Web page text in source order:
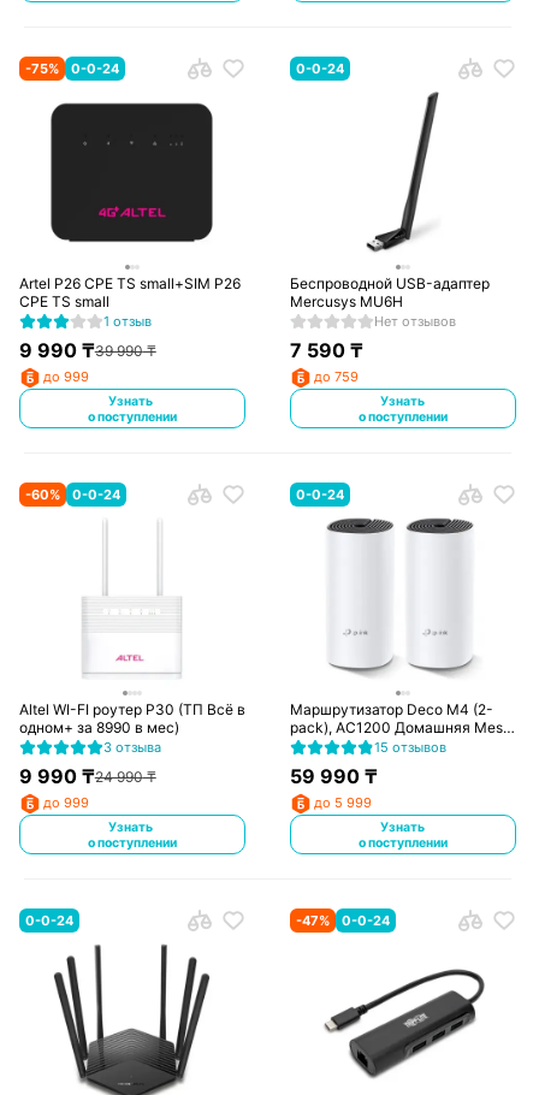
-75% 0-0-24
Artel P26 CPE TS small+SIM P26
CPE TS small
1 отзыв
9 990₸39 990₸
до 999
Узнать
о поступлении
0-0-24
Беспроводной USB-адаптер
Mercusys MU6H
Нет отзывов
7 590 ₸
до 759
Узнать
о поступлении
-60% 0-0-24
Altel WI-FI роутер P30 (ТП Всё в
одном+ за 8990 в мес)
3 отзыва
9 990₸24 990₸
до 999
Узнать
о поступлении
0-0-24
Маршрутизатор Deco M4 (2-
pack), AC1200 Домашняя Mesh
Wi-Fi система15 отзывов
59 990 ₸
до 5 999
Узнать
о поступлении
0-0-24 -47% 0-0-24